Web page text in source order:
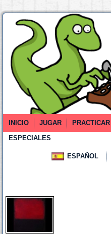
INICIO JUGAR PRACTICAR
ESPECIALES
ESPAÑOL